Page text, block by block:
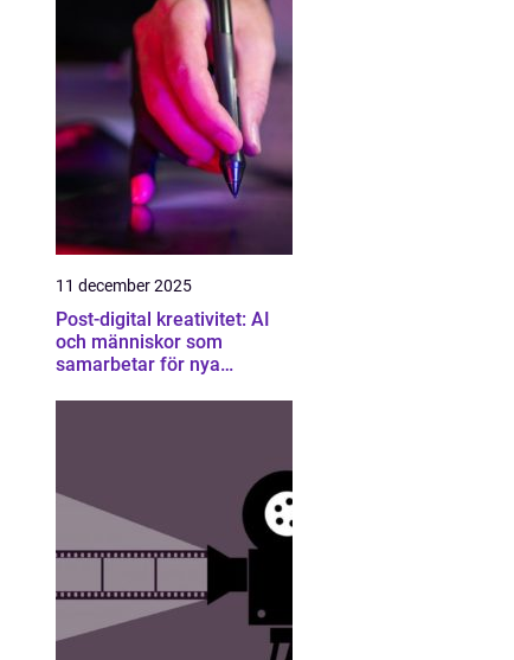
11 december 2025
Post-digital kreativitet: AI
och människor som
samarbetar för nya